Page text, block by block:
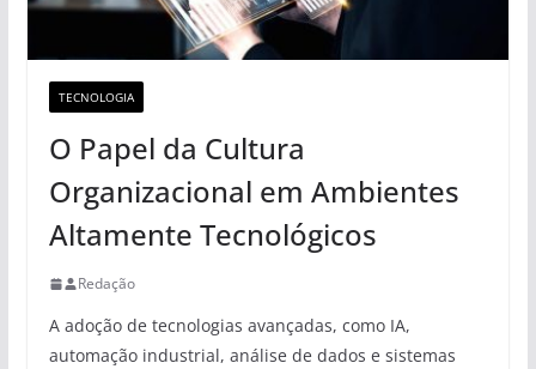
TECNOLOGIA
O Papel da Cultura
Organizacional em Ambientes
Altamente Tecnológicos
Redação
A adoção de tecnologias avançadas, como IA,
automação industrial, análise de dados e sistemas